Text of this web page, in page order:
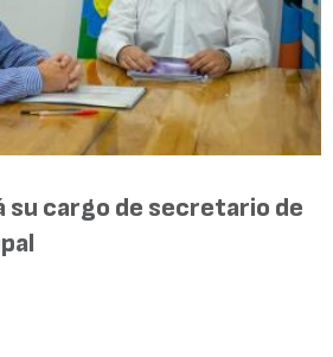
su cargo de secretario de